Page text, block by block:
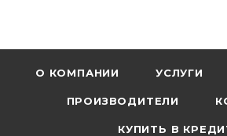
О КОМПАНИИ УСЛУГИ
ПРОИЗВОДИТЕЛИ
КУПИТЬ В